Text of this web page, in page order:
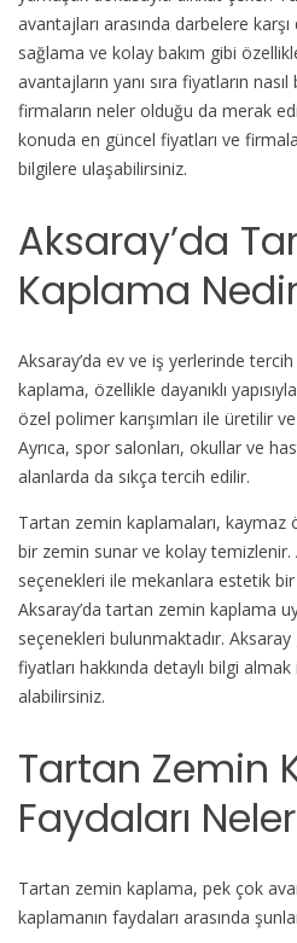
Fiyatları
için
avantajları arasında darbelere
sağlama ve kolay bakım gibi
avantajların yanı sıra fiyatların
firmaların neler olduğu da merak
konuda en güncel fiyatları ve
bilgilere ulaşabilirsiniz.
Aksaray’da
Kaplama
Aksaray’da ev ve iş yerlerinde
kaplama, özellikle dayanıklı
özel polimer karışımları ile üretilir
Ayrıca, spor salonları, okullar ve
alanlarda da sıkça tercih edilir.
Tartan zemin kaplamaları, kaymaz
bir zemin sunar ve kolay temizlenir.
seçenekleri ile mekanlara estetik bir
Aksaray’da tartan zemin kaplama
seçenekleri bulunmaktadır.
fiyatları hakkında detaylı bilgi
alabilirsiniz.
Tartan Zemin
Faydaları
Tartan zemin kaplama, pek çok
kaplamanın faydaları arasında